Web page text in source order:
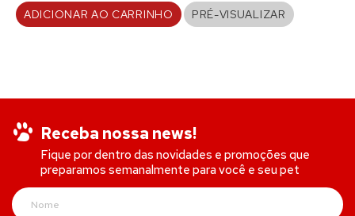
Receba nossa news!
Fique por dentro das novidades e promoções que
preparamos semanalmente para você e seu pet